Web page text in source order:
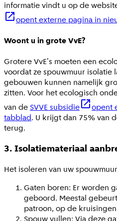
informatie vindt u op de
opent externe pagina in
Woont u in grote VvE?
Grotere VvE's moeten een
voordat ze spouwmuur isolatie
gebouwen kunnen namelijk
zitten. Voor het ecologisch
van de SVVE subsidie
opent
tabblad. U krijgt dan 75% van
terug.
3. Isolatiemateriaal
Het isoleren van uw
Gaten boren: Er worden
geboord. Meestal
patroon, op de
Spouw vullen: Via deze